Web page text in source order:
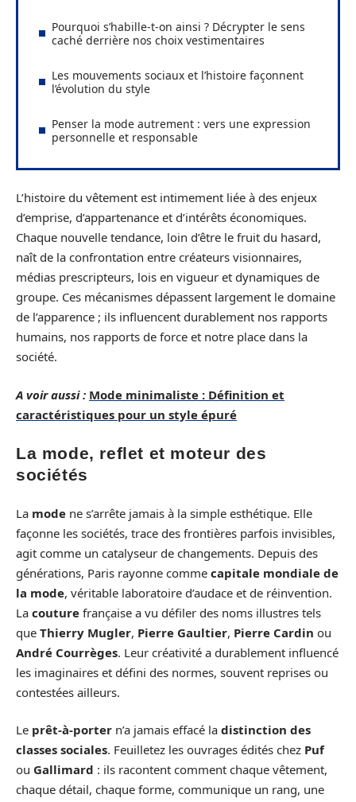
Pourquoi s’habille-t-on ainsi ? Décrypter le sens
caché derrière nos choix vestimentaires
Les mouvements sociaux et l’histoire façonnent
l’évolution du style
Penser la mode autrement : vers une expression
personnelle et responsable
L’histoire du vêtement est intimement liée à des enjeux
d’emprise, d’appartenance et d’intérêts économiques.
Chaque nouvelle tendance, loin d’être le fruit du hasard,
naît de la confrontation entre créateurs visionnaires,
médias prescripteurs, lois en vigueur et dynamiques de
groupe. Ces mécanismes dépassent largement le domaine
de l’apparence ; ils influencent durablement nos rapports
humains, nos rapports de force et notre place dans la
société.
A voir aussi : Mode minimaliste : Définition et
caractéristiques pour un style épuré
La mode, reflet et moteur des
sociétés
La mode ne s’arrête jamais à la simple esthétique. Elle
façonne les sociétés, trace des frontières parfois invisibles,
agit comme un catalyseur de changements. Depuis des
générations, Paris rayonne comme capitale mondiale de
la mode, véritable laboratoire d’audace et de réinvention.
La couture française a vu défiler des noms illustres tels
que Thierry Mugler, Pierre Gaultier, Pierre Cardin ou
André Courrèges. Leur créativité a durablement influencé
les imaginaires et défini des normes, souvent reprises ou
contestées ailleurs.
Le prêt-à-porter n’a jamais effacé la distinction des
classes sociales. Feuilletez les ouvrages édités chez Puf
ou Gallimard : ils racontent comment chaque vêtement,
chaque détail, chaque forme, communique un rang, une